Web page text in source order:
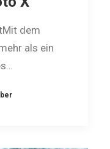
dem
als ein